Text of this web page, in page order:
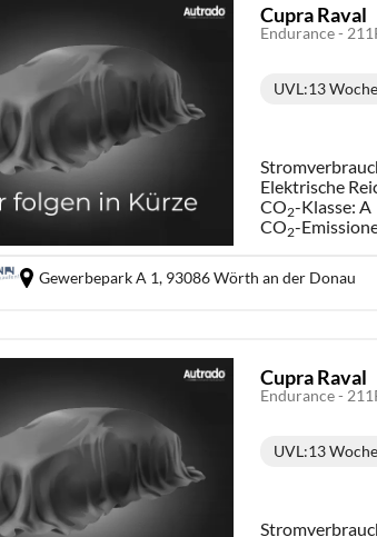
Cupra Raval
UVL:13
Elektrische
CO2-Klasse: A
CO2-
Gewerbepark A 1, 93086 Wörth an der Donau
Cupra Raval
UVL:13